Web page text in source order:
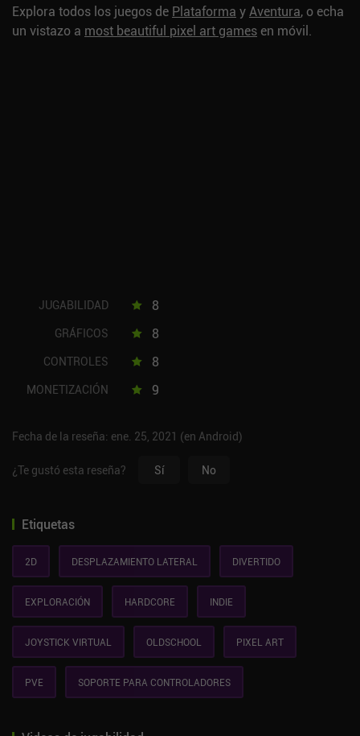
Explora todos los juegos de Plataforma yAventura, o echa
un vistazo a most beautiful pixel art games en móvil.
JUGABILIDAD 8
GRÁFICOS 8
CONTROLES 8
MONETIZACIÓN 9
Fecha de la reseña: ene. 25, 2021 (en Android)
¿Te gustó esta reseña? Sí No
Etiquetas
2D DESPLAZAMIENTO LATERAL DIVERTIDO
EXPLORACIÓN HARDCORE INDIE
JOYSTICK VIRTUAL OLDSCHOOL PIXEL ART
PVE SOPORTE PARA CONTROLADORES